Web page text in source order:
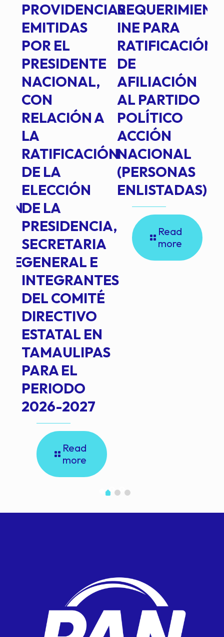
PROVIDENCIAS
EMITIDAS
POR EL
PRESIDENTE
NACIONAL,
CON
RELACIÓN A
LA
RATIFICACIÓN
DE LA
ELECCIÓN
DE LA
PRESIDENCIA,
SECRETARIA
GENERAL E
INTEGRANTES
DEL COMITÉ
DIRECTIVO
ESTATAL EN
TAMAULIPAS
PARA EL
PERIODO
2026-2027
Read
more
INE PARA
RATIFICACIÓN
DE
AFILIACIÓN
AL PARTIDO
POLÍTICO
ACCIÓN
NACIONAL
(PERSONAS
ENLISTADAS)
Read
more